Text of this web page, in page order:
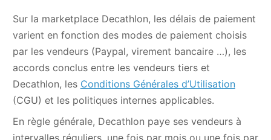
Sur la marketplace Decathlon, les délais de paiement
varient en fonction des modes de paiement choisis
par les vendeurs (Paypal, virement bancaire …), les
accords conclus entre les vendeurs tiers et
Decathlon, les Conditions Générales d’Utilisation
(CGU) et les politiques internes applicables.
En règle générale, Decathlon paye ses vendeurs à
intervalles réguliers, une fois par mois ou une fois par